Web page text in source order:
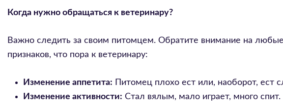
Когда нужно обращаться к ветеринару?
Важно следить за своим питомцем. Обратите внимание на
признаков, что пора к ветеринару:
Изменение аппетита: Питомец плохо ест или, наоборот, ест
Изменение активности: Стал вялым, мало играет, много спит.